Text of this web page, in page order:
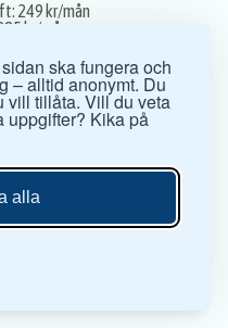
ska fungera och
– alltid anonymt. Du
vill tillåta. Vill du veta
uppgifter? Kika på
alla
249 kr/mån
kr/mån